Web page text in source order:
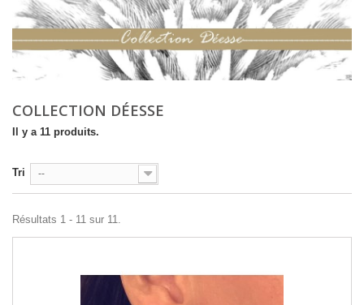
COLLECTION DÉESSE
Il y a 11 produits.
Tri --
Résultats 1 - 11 sur 11.